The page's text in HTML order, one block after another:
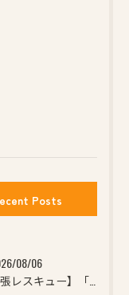
Posts
08/06